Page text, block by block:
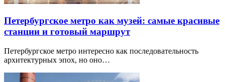
Петербургское метро как музей: самые красивые
станции и готовый маршрут
Петербургское метро интересно как последовательность
архитектурных эпох, но оно…